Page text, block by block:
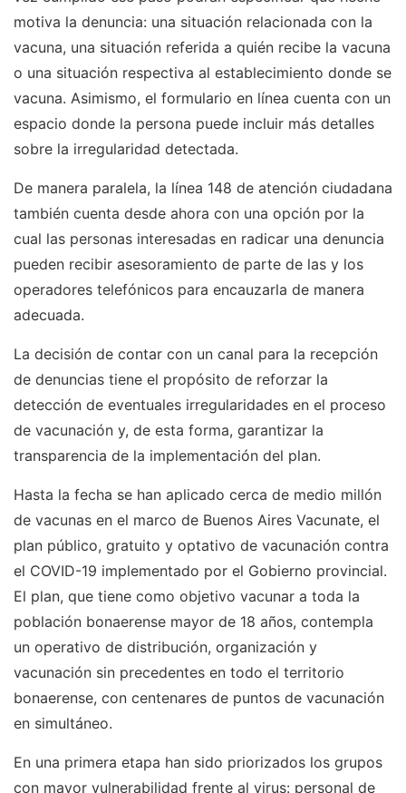
motiva la denuncia: una situación relacionada con la
vacuna, una situación referida a quién recibe la vacuna
o una situación respectiva al establecimiento donde se
vacuna. Asimismo, el formulario en línea cuenta con un
espacio donde la persona puede incluir más detalles
sobre la irregularidad detectada.
De manera paralela, la línea 148 de atención ciudadana
también cuenta desde ahora con una opción por la
cual las personas interesadas en radicar una denuncia
pueden recibir asesoramiento de parte de las y los
operadores telefónicos para encauzarla de manera
adecuada.
La decisión de contar con un canal para la recepción
de denuncias tiene el propósito de reforzar la
detección de eventuales irregularidades en el proceso
de vacunación y, de esta forma, garantizar la
transparencia de la implementación del plan.
Hasta la fecha se han aplicado cerca de medio millón
de vacunas en el marco de Buenos Aires Vacunate, el
plan público, gratuito y optativo de vacunación contra
el COVID-19 implementado por el Gobierno provincial.
El plan, que tiene como objetivo vacunar a toda la
población bonaerense mayor de 18 años, contempla
un operativo de distribución, organización y
vacunación sin precedentes en todo el territorio
bonaerense, con centenares de puntos de vacunación
en simultáneo.
En una primera etapa han sido priorizados los grupos
con mayor vulnerabilidad frente al virus: personal de